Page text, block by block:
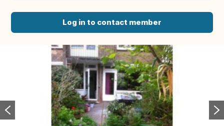
Log in to contact member